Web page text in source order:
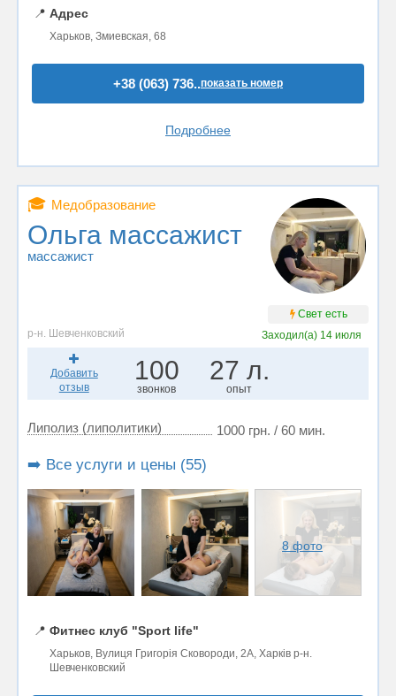
📍 Адрес
Харьков, Змиевская, 68
+38 (063) 736..показать номер
Подробнее
🎓 Медобразование
Ольга массажист
массажист
Свет есть
р-н. Шевченковский
Заходил(а) 14 июля
Добавить
отзыв
100
звонков
27 л.
опыт
Липолиз (липолитики) 1000 грн. / 60 мин.
➡️ Все услуги и цены (55)
8 фото
📍 Фитнес клуб "Sport life"
Харьков, Вулиця Григорія Сковороди, 2А, Харків р-н.
Шевченковский